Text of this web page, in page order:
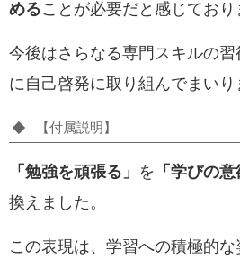
めることが必要だと感じており
今後はさらなる専門スキルの
に自己啓発に取り組んでまいり
【付属説明】
「勉強を頑張る」 を 「学びの
換えました。
この表現は、学習への積極的